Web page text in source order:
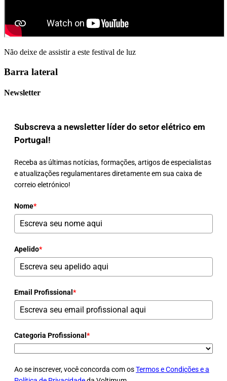
Não deixe de assistir a este festival de luz
Barra lateral
Newsletter
Subscreva a newsletter líder do setor elétrico em
Portugal!
Receba as últimas notícias, formações, artigos de especialistas
e atualizações regulamentares diretamente em sua caixa de
correio eletrónico!
Nome*
Apelido*
Email Profissional *
Categoria Profissional *
Ao se inscrever, você concorda com osTermos e Condições e a